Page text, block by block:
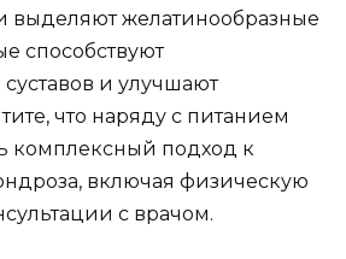
выделяют желатинообразные
способствуют
и улучшают
что наряду с питанием
комплексный подход к
включая физическую
с врачом.